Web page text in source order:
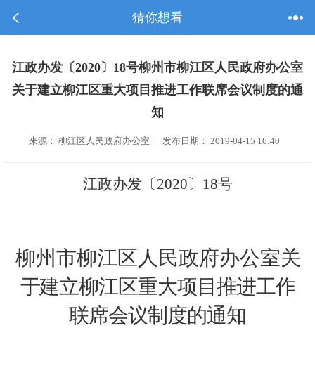
猜你想看
江政办发〔2020〕18号柳州市柳江区人民政府办公室
关于建立柳江区重大项目推进工作联席会议制度的通
知
来源： 柳江区人民政府办公室 | 发布日期： 2019-04-15 16:40
江政办发〔2020〕 18号
柳州市柳江区人民政府办公室关
于建立柳江区重大项目推进工作
联席会议制度的通知